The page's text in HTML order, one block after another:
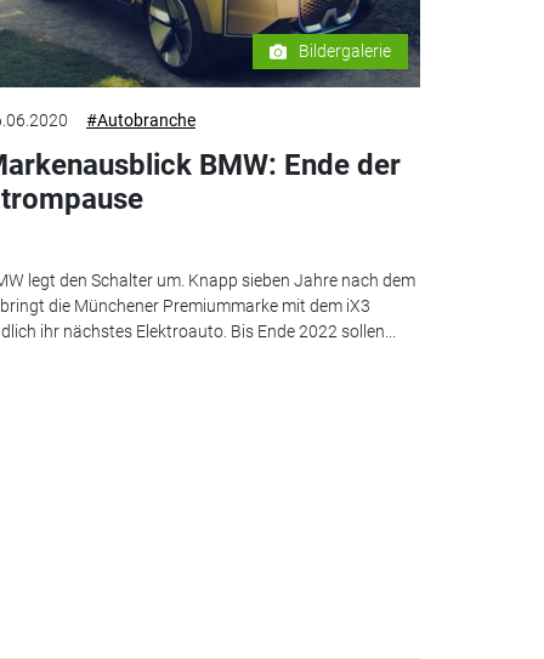
Bildergalerie
#Autobranche
BMW: Ende der
legt den Schalter um. Knapp sieben Jahre nach dem
die Münchener Premiummarke mit dem iX3
ihr nächstes Elektroauto. Bis Ende 2022 sollen...